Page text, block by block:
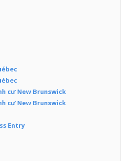
cư New Brunswick
cư New Brunswick
Entry